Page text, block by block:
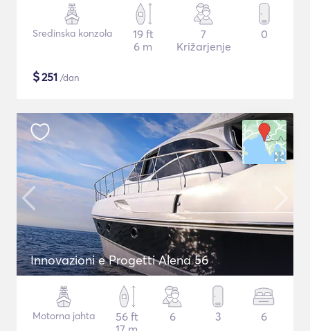
Sredinska konzola
19 ft
6 m
7
Križarjenje
0
$251 /dan
Innovazioni e Progetti Alena 56
Motorna jahta
56 ft
6 3 6